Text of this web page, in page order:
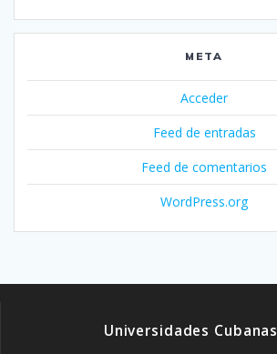
META
Acceder
Feed de entradas
Feed de comentarios
WordPress.org
Universidades Cubanas